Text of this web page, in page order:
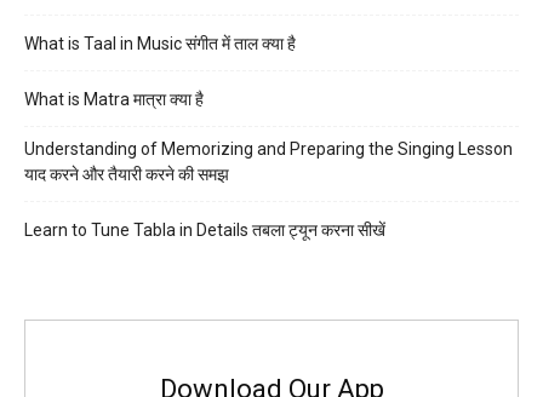
What is Taal in Music संगीत में ताल क्या है
What is Matra मात्रा क्या है
Understanding of Memorizing and Preparing the Singing Lesson
याद करने और तैयारी करने की समझ
Learn to Tune Tabla in Details तबला ट्यून करना सीखें
Download Our App